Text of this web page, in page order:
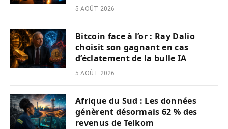
5 AOÛT 2026
Bitcoin face à l’or : Ray Dalio
choisit son gagnant en cas
d’éclatement de la bulle IA
5 AOÛT 2026
Afrique du Sud : Les données
génèrent désormais 62 % des
revenus de Telkom